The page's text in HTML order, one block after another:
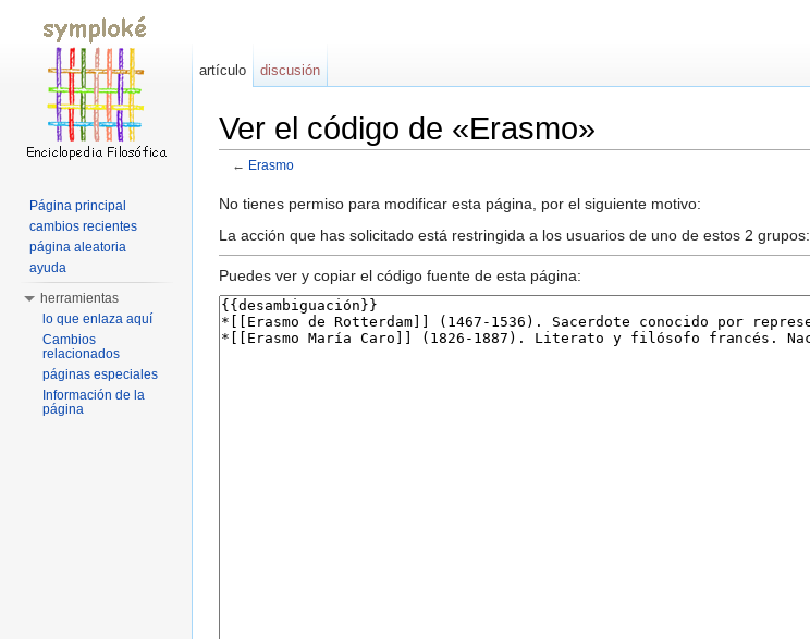
Ver el código de «Erasmo»
← Erasmo
No tienes permiso para modificar esta página, por el siguiente motivo:
La acción que has solicitado está restringida a los usuarios de uno de estos 2 grupos:
Puedes ver y copiar el código fuente de esta página:
artículo discusión
Página principal
cambios recientes
página aleatoria
ayuda
herramientas
lo que enlaza aquí
Cambios
relacionados
páginas especiales
Información de la
página